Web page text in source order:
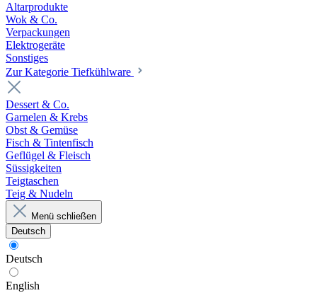
Altarprodukte
Wok & Co.
Verpackungen
Elektrogeräte
Sonstiges
Zur Kategorie Tiefkühlware
Dessert & Co.
Garnelen & Krebs
Obst & Gemüse
Fisch & Tintenfisch
Geflügel & Fleisch
Süssigkeiten
Teigtaschen
Teig & Nudeln
Menü schließen
Deutsch
Deutsch
English